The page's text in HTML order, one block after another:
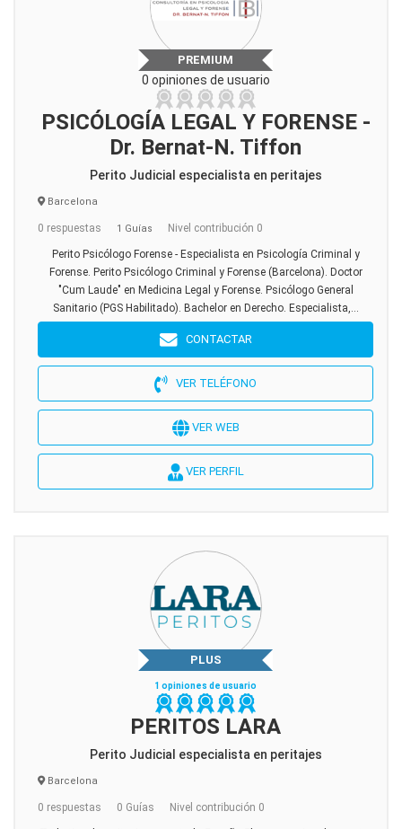
PREMIUM
0 opiniones de usuario
PSICÓLOGÍA LEGAL Y FORENSE -
Dr. Bernat-N. Tiffon
Perito Judicial especialista en peritajes
Barcelona
0 respuestas 1 Guías Nivel contribución 0
Perito Psicólogo Forense - Especialista en Psicología Criminal y
Forense. Perito Psicólogo Criminal y Forense (Barcelona). Doctor
"Cum Laude" en Medicina Legal y Forense. Psicólogo General
Sanitario (PGS Habilitado). Bachelor en Derecho. Especialista,...
CONTACTAR
VER TELÉFONO
VER WEB
VER PERFIL
PLUS
1 opiniones de usuario
PERITOS LARA
Perito Judicial especialista en peritajes
Barcelona
0 respuestas 0 Guías Nivel contribución 0